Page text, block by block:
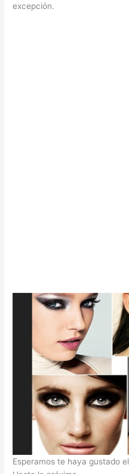
excepción.
Esperamos te haya gustado el